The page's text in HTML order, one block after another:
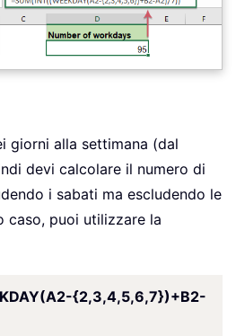
giorni alla settimana (dal
devi calcolare il numero di
i sabati ma escludendo le
caso, puoi utilizzare la
{2,3,4,5,6,7})+B2-